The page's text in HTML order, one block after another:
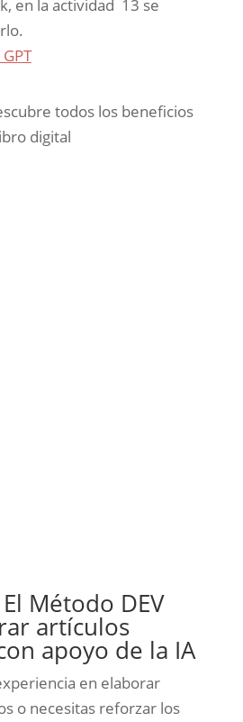
en la actividad 13 se
todos los beneficios
digital
Método DEV
artículos
apoyo de la IA
en elaborar
o necesitas reforzar los